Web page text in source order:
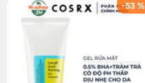
-53 %